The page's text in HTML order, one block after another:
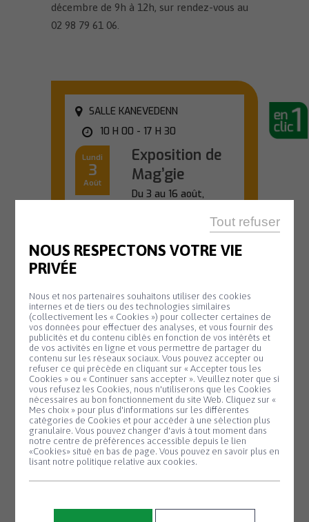
Panneau de gestion des cookies
NOUS RESPECTONS VOTRE VIE
PRIVÉE
Nous et nos partenaires souhaitons utiliser des cookies
internes et de tiers ou des technologies similaires
(collectivement les « Cookies ») pour collecter certaines de
vos données pour effectuer des analyses, et vous fournir des
publicités et du contenu ciblés en fonction de vos intérêts et
de vos activités en ligne et vous permettre de partager du
contenu sur les réseaux sociaux. Vous pouvez accepter ou
refuser ce qui précède en cliquant sur « Accepter tous les
Cookies » ou « Continuer sans accepter ». Veuillez noter que si
vous refusez les Cookies, nous n'utiliserons que les Cookies
nécessaires au bon fonctionnement du site Web. Cliquez sur «
Mes choix » pour plus d'informations sur les différentes
catégories de Cookies et pour accéder à une sélection plus
granulaire. Vous pouvez changer d'avis à tout moment dans
notre centre de préférences accessible depuis le lien
«Cookies» situé en bas de page. Vous pouvez en savoir plus en
lisant notre politique relative aux cookies.
Tout refuser
décembre de 9h à 12h, sur rendez-vous au
02 98 79 61 06.
SALLE KANEVEDENN
10 H 00 - 17 H 30
Lundi
3
Août
Exposition de
Mag’gie
Du 3 au 16 août,
l'univers créatif de...
En savoir plus
OFFICE DE TOURISME
20 H 45
Mardi
11
Août
Animation
biodiversité –
Nuit de la
chauve-souris
#2
Partez à la
découverte des
En savoir plus